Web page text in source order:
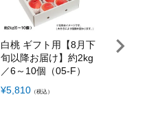
白桃 ギフト用【8月下
旬以降お届け】約2kg
／6～10個（05-F）
¥5,810 （税込）